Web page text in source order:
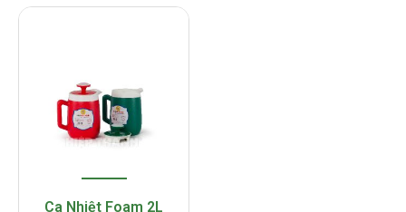
Ca Nhiệt Foam 2L